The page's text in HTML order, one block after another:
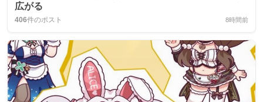
広がる
406件のポスト 8時間前